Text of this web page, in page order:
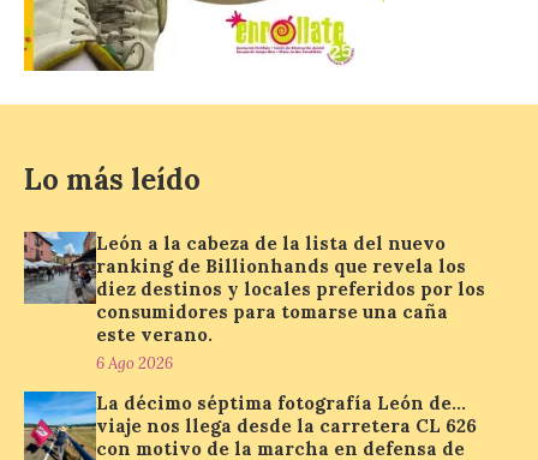
El Ayuntamiento de La
Bañeza presenta el
Festival One More Time,
una cita con la música de
6 Ago 2026
Se celebrará el próximo
domingo 16 de agosto, a
partir de las 23:00 horas,
en la Plaza Mayor de la
ciudad. El Salón de Plenos
del Ayuntamiento de La Bañeza ha
oficial del Festival One […]
Lo más leído
León a la cabeza de la lista del nuevo
ranking de Billionhands que revela los
diez destinos y locales preferidos por los
consumidores para tomarse una caña
este verano.
6 Ago 2026
La décimo séptima fotografía León de…
viaje nos llega desde la carretera CL 626
con motivo de la marcha en defensa de